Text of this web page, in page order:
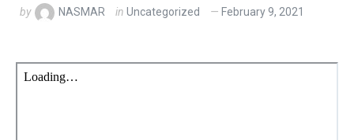
by NASMAR in Uncategorized February 9, 2021